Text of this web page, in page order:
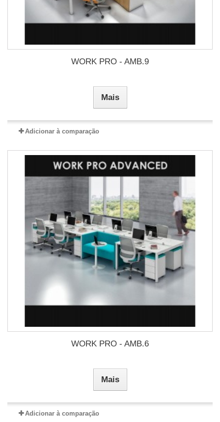
WORK PRO - AMB.9
Mais
Adicionar à comparação
WORK PRO - AMB.6
Mais
Adicionar à comparação